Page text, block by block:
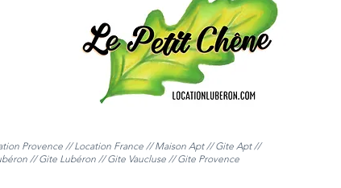
Provence // Location France //Maison Apt // Gite Apt //
// Gite Lubéron // Gite Vaucluse // Gite Provence